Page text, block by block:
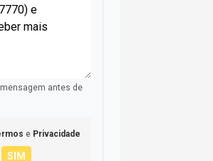
antes de
e Privacidade